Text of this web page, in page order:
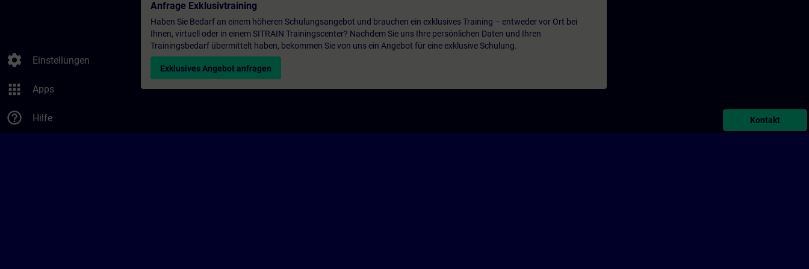
settings Einstellungen
apps Apps
help_outline Hilfe
Anfrage Exklusivtraining
Haben Sie Bedarf an einem höheren Schulungsangebot und brauchen ein exklusives Training – entweder vor Ort bei
Ihnen, virtuell oder in einem SITRAIN Trainingscenter? Nachdem Sie uns Ihre persönlichen Daten und Ihren
Trainingsbedarf übermittelt haben, bekommen Sie von uns ein Angebot für eine exklusive Schulung.
Exklusives Angebot anfragen
Kontakt